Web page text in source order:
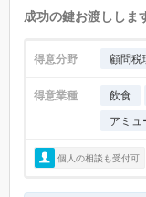
成功の鍵お渡ししま
得意分野 顧問税
得意業種 飲食
アミュ
個人の相談も受付可